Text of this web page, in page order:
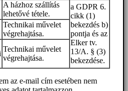
A házhoz szállítás
lehetővé tétele.
a GDPR 6.
cikk (1)
bekezdés b)
pontja és az
Elker tv.
13/A. § (3)
bekezdése.
Technikai művelet
végrehajtása.
Technikai művelet
végrehajtása.
az e-mail cím esetében nem